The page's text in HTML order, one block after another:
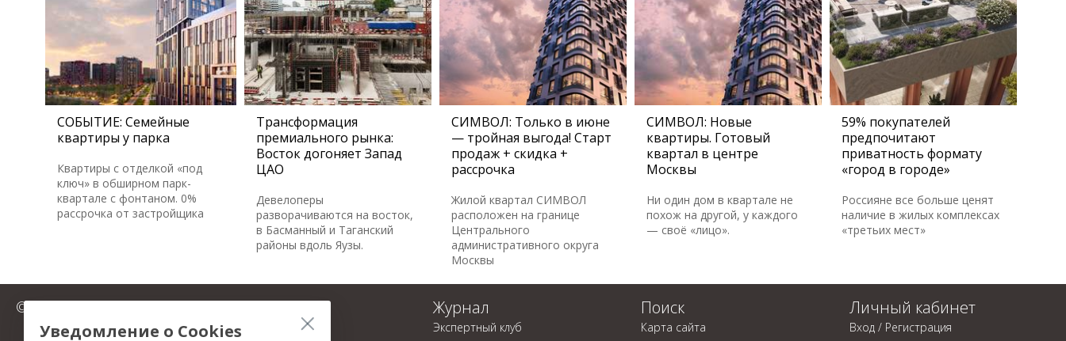
СОБЫТИЕ: Семейные
квартиры у парка
Квартиры с отделкой «под
ключ» в обширном парк-
квартале с фонтаном. 0%
рассрочка от застройщика
Трансформация
премиального рынка:
Восток догоняет Запад
ЦАО
Девелоперы
разворачиваются на восток,
в Басманный и Таганский
районы вдоль Яузы.
СИМВОЛ: Только в июне
— тройная выгода! Старт
продаж + скидка +
рассрочка
Жилой квартал СИМВОЛ
расположен на границе
Центрального
административного округа
Москвы
СИМВОЛ: Новые
квартиры. Готовый
квартал в центре
Москвы
Ни один дом в квартале не
похож на другой, у каждого
— своё «лицо».
59% покупателей
предпочитают
приватность формату
«город в городе»
Россияне все больше ценят
наличие в жилых комплексах
«третьих мест»
Уведомление о Cookies
© 2025 FromMillion.ru Журнал
Экспертный клуб
Поиск
Карта сайта
Личный кабинет
Вход / Регистрация